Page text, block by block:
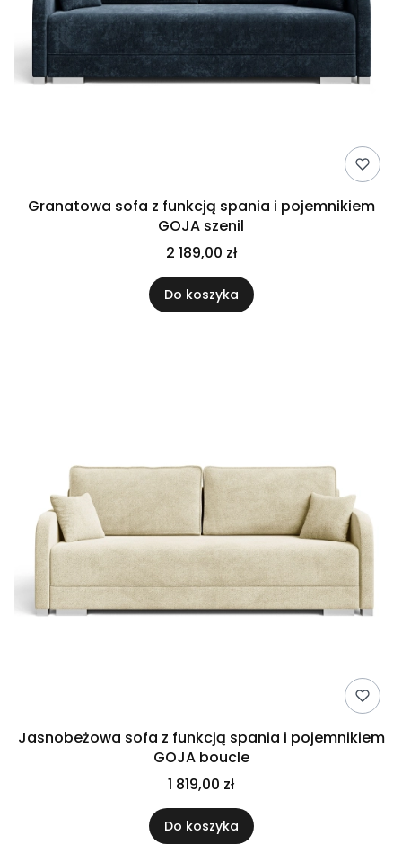
Granatowa sofa z funkcją spania i pojemnikiem
GOJA szenil
2 189,00 zł
Do koszyka
Jasnobeżowa sofa z funkcją spania i pojemnikiem
GOJA boucle
1 819,00 zł
Do koszyka